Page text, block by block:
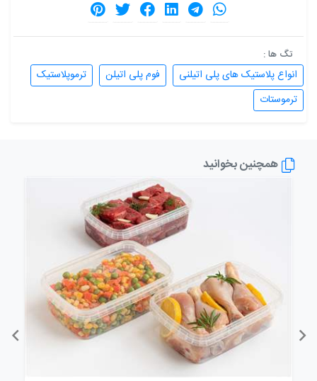
تگ ها :
انواع پلاستیک های پلی اتیلنی فوم پلی اتیلن
ترموپلاستیک
ترموستات
همچنین بخوانید